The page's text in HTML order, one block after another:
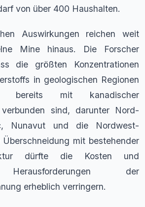
von über 400 Haushalten.
Auswirkungen reichen weit
Mine hinaus. Die Forscher
die größten Konzentrationen
in geologischen Regionen
bereits mit kanadischer
verbunden sind, darunter Nord-
Nunavut und die Nordwest-
Überschneidung mit bestehender
dürfte die Kosten und
der
erheblich verringern.